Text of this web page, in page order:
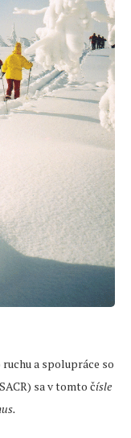
a spolupráce so
sa v tomto čísle